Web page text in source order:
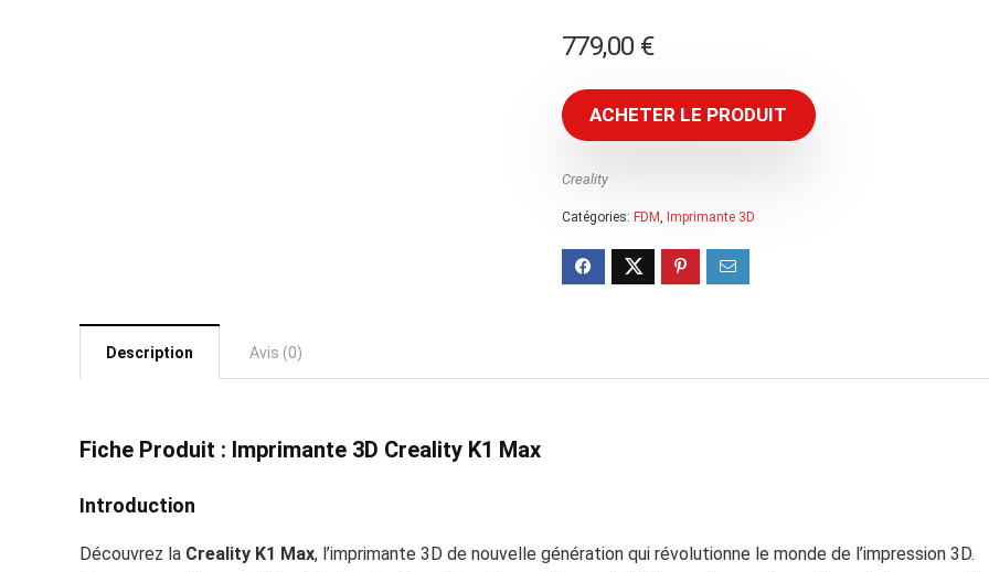
779,00 €
ACHETER LE PRODUIT
Creality
Catégories: FDM, Imprimante 3D
Description Avis (0)
Fiche Produit : Imprimante 3D Creality K1 Max
Introduction
Découvrez la Creality K1 Max, l’imprimante 3D de nouvelle génération qui révolutionne le monde de l’impression 3D.